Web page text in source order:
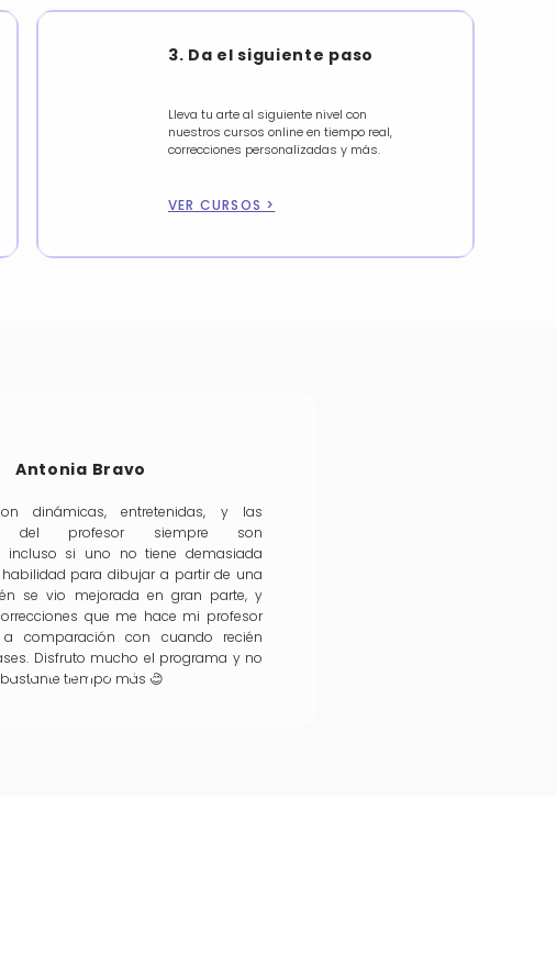
3. Da el siguiente paso
Lleva tu arte al siguiente nivel con
nuestros cursos online en tiempo real,
correcciones personalizadas y más.
VER CURSOS >
Antonia Bravo
dinámicas, entretenidas, y las
del profesor siempre son
incluso si uno no tiene demasiada
habilidad para dibujar a partir de una
se vio mejorada en gran parte, y
que me hace mi profesor
comparación con cuando recién
Disfruto mucho el programa y no
tiempo más 😊